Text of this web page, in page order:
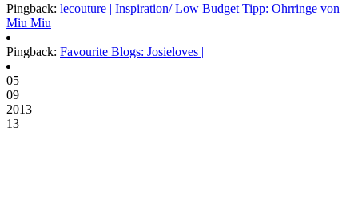
Pingback: lecouture | Inspiration/ Low Budget Tipp: Ohrringe von
Miu Miu
Pingback: Favourite Blogs: Josieloves |
05
09
2013
13